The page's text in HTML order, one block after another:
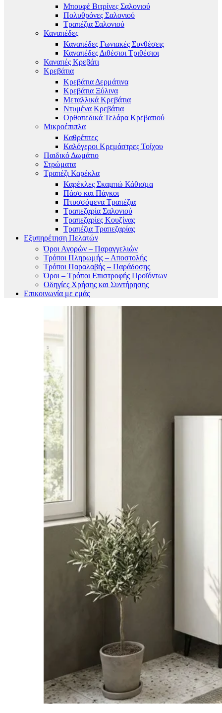
Μπουφέ Βιτρίνες Σαλονιού
Πολυθρόνες Σαλονιού
Τραπέζια Σαλονιού
Καναπέδες
Καναπέδες Γωνιακές Συνθέσεις
Καναπέδες Διθέσιοι Τριθέσιοι
Καναπές Κρεβάτι
Κρεβάτια
Κρεβάτια Δερμάτινα
Κρεβάτια Ξύλινα
Μεταλλικά Κρεβάτια
Ντυμένα Κρεβάτια
Ορθοπεδικά Τελάρα Κρεβατιού
Μικροέπιπλα
Καθρέπτες
Καλόγεροι Κρεμάστρες Τοίχου
Παιδικό Δωμάτιο
Στρώματα
Τραπέζι Καρέκλα
Καρέκλες Σκαμπώ Κάθισμα
Πάσο και Πάγκοι
Πτυσσόμενα Τραπέζια
Τραπεζαρία Σαλονιού
Τραπεζαρίες Κουζίνας
Τραπέζια Τραπεζαρίας
Εξυπηρέτηση Πελατών
Όροι Αγορών – Παραγγελιών
Τρόποι Πληρωμής – Αποστολής
Τρόποι Παραλαβής – Παράδοσης
Όροι – Τρόποι Επιστροφής Προϊόντων
Οδηγίες Χρήσης και Συντήρησης
Επικοινωνία με εμάς